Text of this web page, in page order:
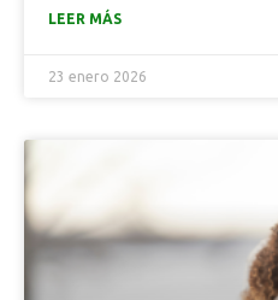
LEER MÁS
23 enero 2026